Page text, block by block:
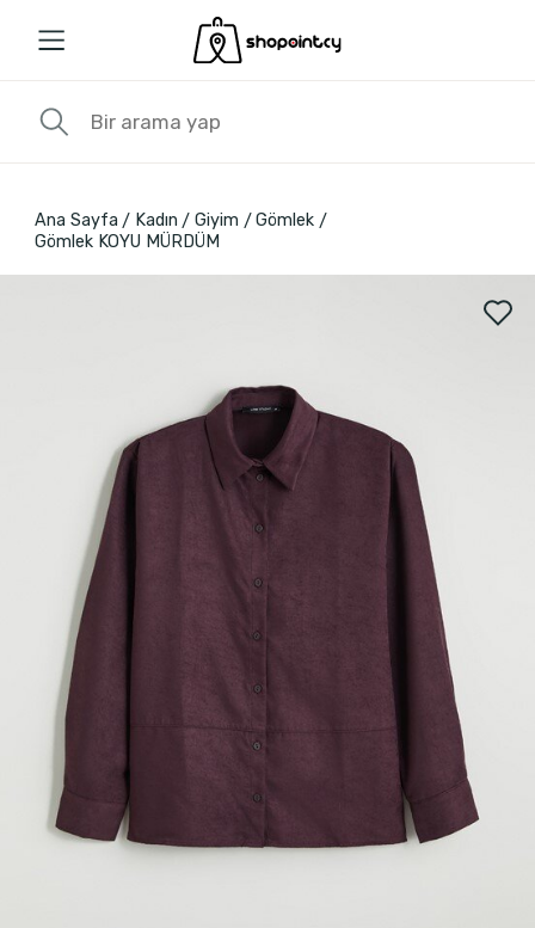
Ana Sayfa Kadın Giyim
Gömlek
Gömlek KOYU MÜRDÜM